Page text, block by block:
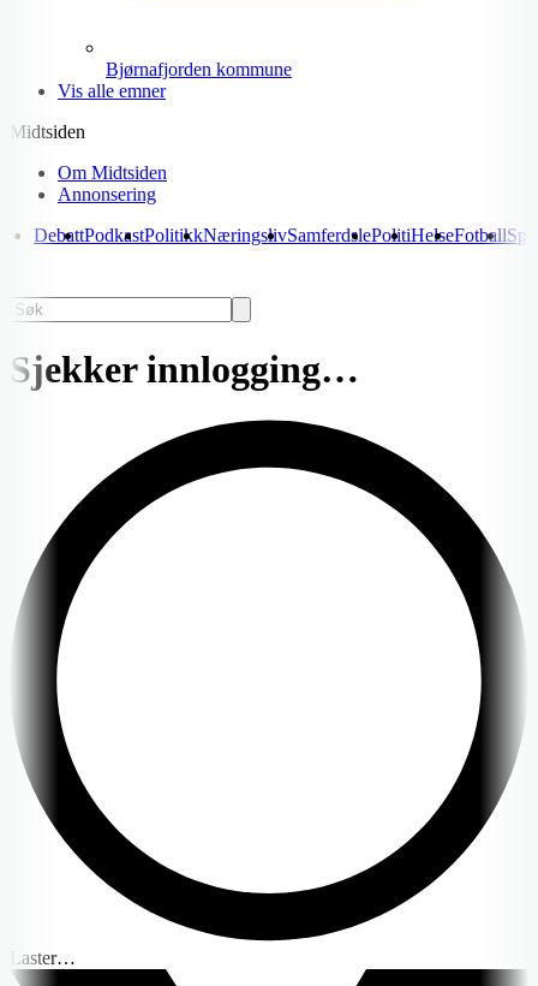
Bjørnafjorden kommune
Vis alle emner
Midtsiden
Om Midtsiden
Annonsering
DebattPodkastPolitikkNæringslivSamferdslePolitiHelseFotball
Sjekker innlogging…
Laster…